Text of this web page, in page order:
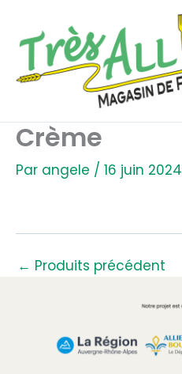
contenu
Crème
Par angele / 16 juin 2024
← Produits précédent